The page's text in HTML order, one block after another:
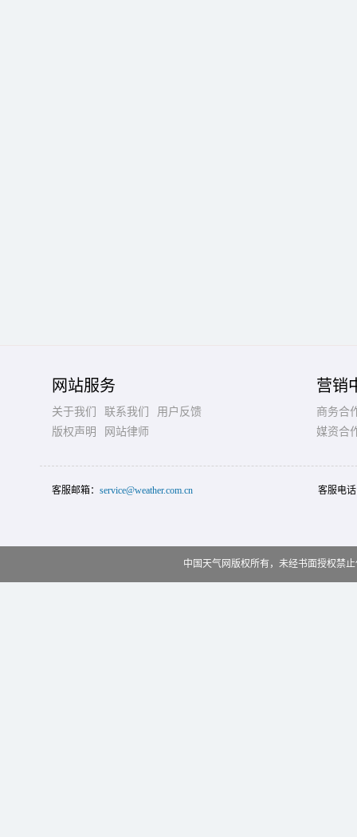
网站服务
关于我们 联系我们
用户反馈
版权声明
网站律师
营销
商务合
媒资合
客服邮箱： service@weather.com.cn 客服电
中国天气网版权所有，未经书面授权